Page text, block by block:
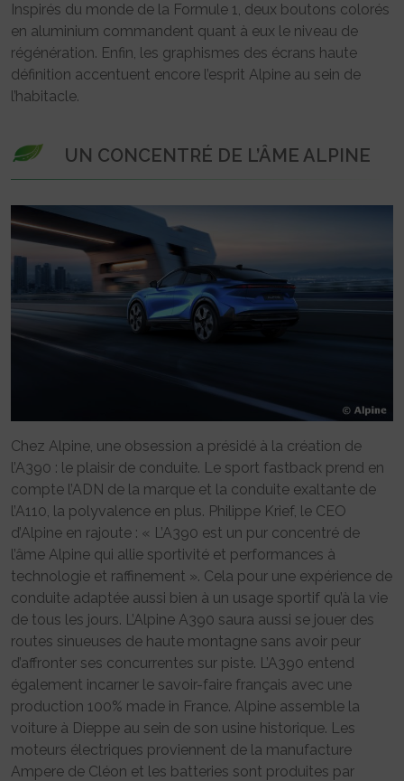
Inspirés du monde de la Formule 1, deux boutons colorés
en aluminium commandent quant à eux le niveau de
régénération. Enfin, les graphismes des écrans haute
définition accentuent encore l’esprit Alpine au sein de
l’habitacle.
UN CONCENTRÉ DE L’ÂME ALPINE
Chez Alpine, une obsession a présidé à la création de
l’A390 : le plaisir de conduite. Le sport fastback prend en
compte l’ADN de la marque et la conduite exaltante de
l’A110, la polyvalence en plus. Philippe Krief, le CEO
d’Alpine en rajoute : « L’A390 est un pur concentré de
l’âme Alpine qui allie sportivité et performances à
technologie et raffinement ». Cela pour une expérience de
conduite adaptée aussi bien à un usage sportif qu’à la vie
de tous les jours. L’Alpine A390 saura aussi se jouer des
routes sinueuses de haute montagne sans avoir peur
d’affronter ses concurrentes sur piste. L’A390 entend
également incarner le savoir-faire français avec une
production 100% made in France. Alpine assemble la
voiture à Dieppe au sein de son usine historique. Les
moteurs électriques proviennent de la manufacture
Ampere de Cléon et les batteries sont produites par